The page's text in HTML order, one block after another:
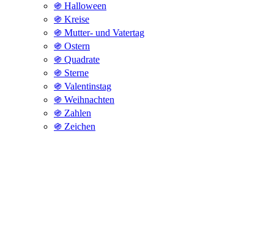
֍ Halloween
֍ Kreise
֍ Mutter- und Vatertag
֍ Ostern
֍ Quadrate
֍ Sterne
֍ Valentinstag
֍ Weihnachten
֍ Zahlen
֍ Zeichen